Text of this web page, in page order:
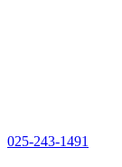
025-243-1491